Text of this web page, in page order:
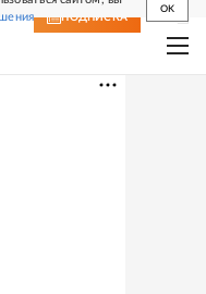
OK
ПОДПИСКА